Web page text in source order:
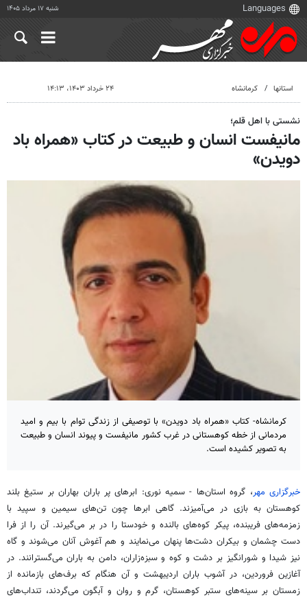
شنبه ۱۷ مرداد ۱۴۰۵
استانها کرمانشاه ۲۴ خرداد ۱۴۰۳، ۱۴:۱۳
نشستی با اهل قلم؛
مانیفست انسان و طبیعت در کتاب «همراه باد
دویدن»
کرمانشاه- کتاب «همراه باد دویدن» با توصیفی از زندگی توام با بیم و امید
مردمانی از خطه کوهستانی در غرب کشور مانیفست و پیوند انسان و طبیعت
به تصویر کشیده است.
خبرگزاری مهر، گروه استان‌ها - سمیه نوری: ابرهای پر باران بهاران بر ستیغ بلند
کوهستان به بازی در می‌آمیزند. گاهی ابرها چون تن‌های سیمین و سپید با
زمزمه‌های فریبنده، پیکر کوه‌های بالنده و خودستا را در بر می‌گیرند. آن را از فرا
دست چشمان و بیکران دشت‌ها پنهان می‌نمایند و هم آغوش آنان می‌شوند و گاه
نیز شیدا و شورانگیز بر دشت و کوه و سبزه‌زاران، دامن به باران می‌گسترانند. در
آغازین فروردین، در آشوب باران اردیبهشت و آن هنگام که برف‌های بازمانده از
زمستان بر سینه‌های ستبر کوهستان، گرم و روان و آبگون می‌گردند، تنداب‌های